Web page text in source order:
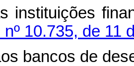
instituições
nº 10.735, de 11
bancos de